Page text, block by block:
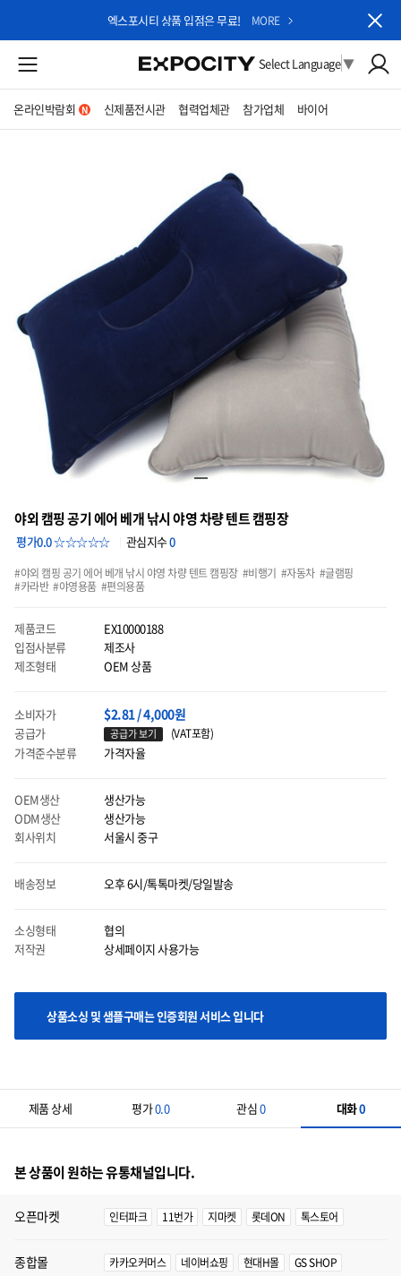
엑스포시티 상품 입점은 무료! MORE
Select Language▼
온라인박람회 신제품전시관 협력업체관 참가업체 바이어
마우스 올릴시에는 이미지를 자세히 볼 수 있으며 클릭시에는 이미지를 다운받으실 수
야외 캠핑 공기 에어 베개 낚시 야영 차량 텐트 캠핑장
평가0.0 ☆☆☆☆☆ 관심지수0
야외 캠핑 공기 에어 베개 낚시 야영 차량 텐트 캠핑장 비행기 자동차
글램핑
카라반
야영용품 편의용품
제품코드
EX10000188
입점사분류
제조사
제조형태
OEM 상품
소비자가 $2.81 / 4,000원
공급가 공급가 보기 (VAT포함)
가격준수분류 가격자율
OEM생산
생산가능
ODM생산
생산가능
회사위치
서울시 중구
배송정보 오후 6시/톡톡마켓/당일발송
소싱형태
협의
저작권
상세페이지 사용가능
상품소싱 및 샘플구매는 인증회원 서비스 입니다
제품 상세 평가0.0 관심0 대화0
본 상품이 원하는 유통채널입니다.
오픈마켓 인터파크 11번가 지마켓 롯데ON 톡스토어
종합몰 카카오커머스 네이버쇼핑 현대H몰
GS SHOP